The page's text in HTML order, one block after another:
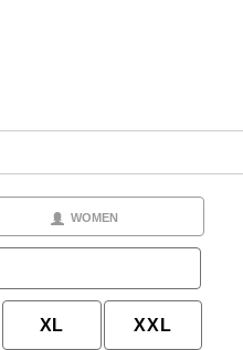
WOMEN
XL XXL